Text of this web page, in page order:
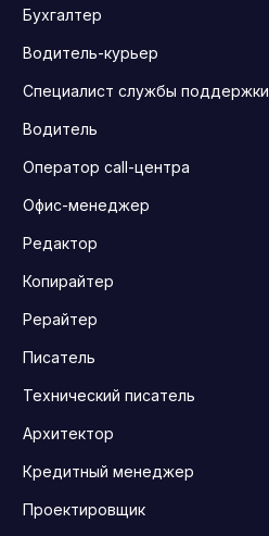
Бухгалтер
Водитель-курьер
Специалист службы поддержки
Водитель
Оператор call-центра
Офис-менеджер
Редактор
Копирайтер
Рерайтер
Писатель
Технический писатель
Архитектор
Кредитный менеджер
Проектировщик